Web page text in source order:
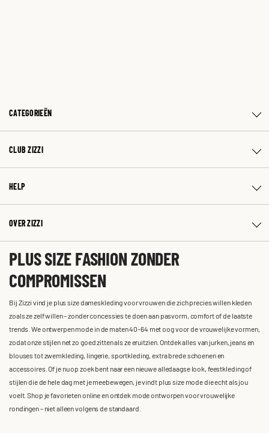
CATEGORIEËN
CLUB ZIZZI
HELP
OVER ZIZZI
PLUS SIZE FASHION ZONDER
COMPROMISSEN
Bij Zizzi vind je plus size dameskleding voor vrouwen die zich precies willen kleden
zoals ze zelf willen – zonder concessies te doen aan pasvorm, comfort of de laatste
trends. We ontwerpen mode in de maten 40-64 met oog voor de vrouwelijke vormen,
zodat onze stijlen net zo goed zitten als ze eruitzien. Ontdek alles van jurken, jeans en
blouses tot zwemkleding, lingerie, sportkleding, extra brede schoenen en
accessoires. Of je nu op zoek bent naar een nieuwe alledaagse look, feestkleding of
stijlen die de hele dag met je meebewegen, je vindt plus size mode die echt als jou
voelt. Shop je favorieten online en ontdek mode ontworpen voor vrouwelijke
rondingen – niet alleen volgens de standaard.